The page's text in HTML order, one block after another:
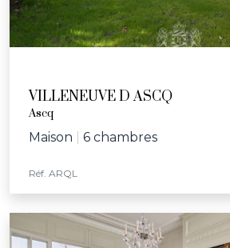
VILLENEUVE D ASCQ
Ascq
Maison 6 chambres
Réf. ARQL